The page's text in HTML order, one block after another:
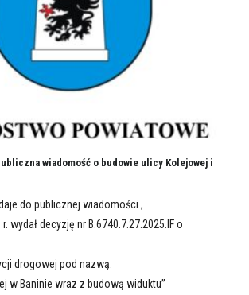
wiadomość o budowie ulicy Kolejowej i
do publicznej wiadomości ,
wydał decyzję nr B.6740.7.27.2025.IF o
drogowej pod nazwą:
w Baninie wraz z budową widuktu”